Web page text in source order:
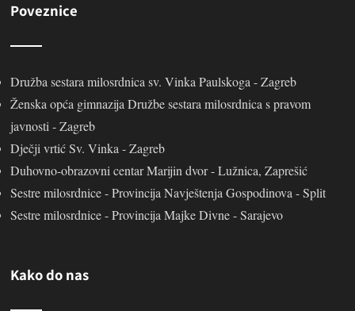
Poveznice
Družba sestara milosrdnica sv. Vinka Paulskoga - Zagreb
Ženska opća gimnazija Družbe sestara milosrdnica s pravom
javnosti - Zagreb
Dječji vrtić Sv. Vinka - Zagreb
Duhovno-obrazovni centar Marijin dvor - Lužnica, Zaprešić
Sestre milosrdnice - Provincija Navještenja Gospodinova - Split
Sestre milosrdnice - Provincija Majke Divne - Sarajevo
Kako do nas